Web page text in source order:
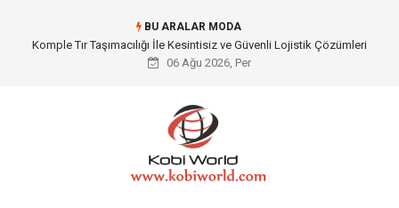
BU ARALAR MODA
Komple Tır Taşımacılığı İle Kesintisiz ve Güvenli Lojistik Çözümleri
06 Ağu 2026, Per